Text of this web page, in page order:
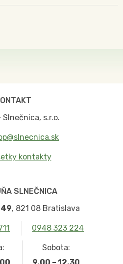
Slnečnica, s.r.o.
kontakty
SLNEČNICA
49, 821 08 Bratislava
0948 323 224
Sobota: